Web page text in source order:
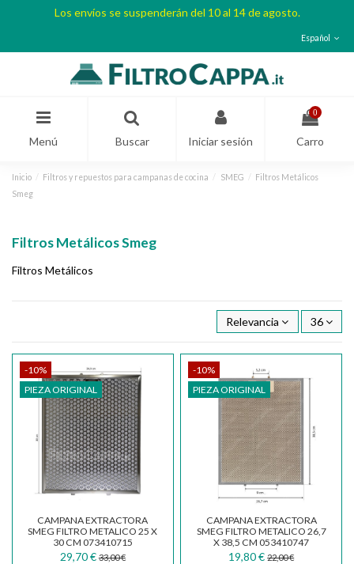
Los envíos se suspenderán del 10 al 14 de agosto.
Español
Menú Buscar Iniciar sesión
0
Carro
Inicio Filtros y repuestos para campanas de cocina SMEG
Filtros Metálicos
Smeg
Filtros Metálicos Smeg
Filtros Metálicos
Relevancia 36
-10%
PIEZA ORIGINAL
CAMPANA EXTRACTORA
SMEG FILTRO METALICO 25 X
30 CM 073410715
29,70 € 33,00 €
-10%
PIEZA ORIGINAL
CAMPANA EXTRACTORA
SMEG FILTRO METALICO 26,7
X 38,5 CM 053410747
19,80 € 22,00 €